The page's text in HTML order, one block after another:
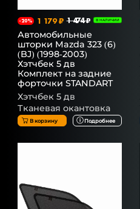
-20% 1 179 ₽ 1 474 ₽ В НАЛИЧИИ
Автомобильные
шторки Mazda 323 (6)
(BJ) (1998-2003)
Хэтчбек 5 дв
Комплект на задние
форточки STANDART
Хэтчбек 5 дв
Тканевая окантовка
В корзину Подробнее